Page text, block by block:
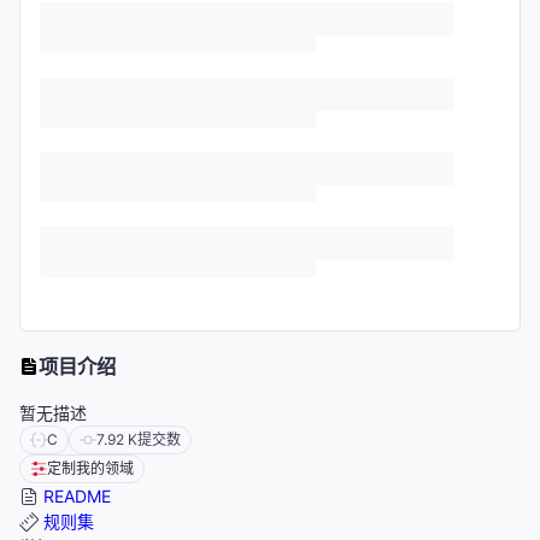
项目介绍
暂无描述
C 7.92 K提交数
定制我的领域
README
规则集